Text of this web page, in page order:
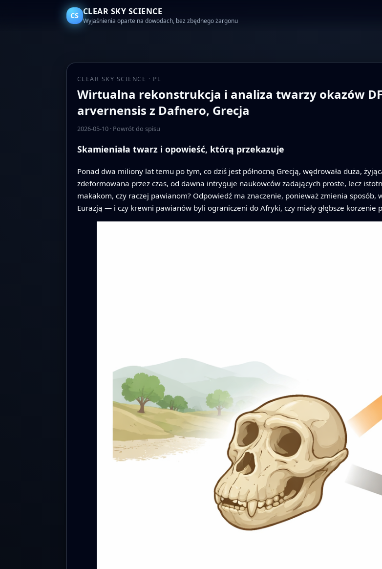
CS CLEAR SKY SCIENCE
Wyjaśnienia oparte na dowodach, bez zbędnego żargonu
CLEAR SKY SCIENCE · PL
Wirtualna rekonstrukcja i analiza twarzy okazów
arvernensis z Dafnero, Grecja
2026-05-10· Powrót do spisu
Skamieniała twarz i opowieść, którą przekazuje
Ponad dwa miliony lat temu po tym, co dziś jest północną Grecją, wędrowała duża,
zdeformowana przez czas, od dawna intryguje naukowców zadających proste, lecz
makakom, czy raczej pawianom? Odpowiedź ma znaczenie, ponieważ zmienia
Eurazją — i czy krewni pawianów byli ograniczeni do Afryki, czy miały głębsze